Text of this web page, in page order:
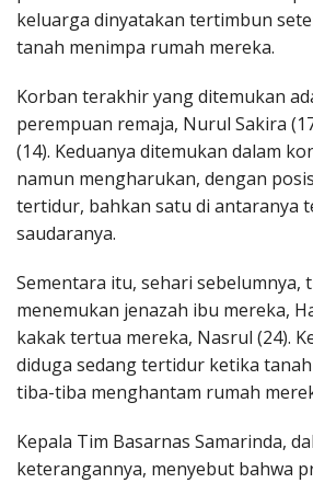
keluarga dinyatakan tertimbun
tanah menimpa rumah mereka.
Korban terakhir yang ditemukan
perempuan remaja, Nurul Sakira
(14). Keduanya ditemukan dalam
namun mengharukan, dengan
tertidur, bahkan satu di antaranya
saudaranya.
Sementara itu, sehari sebelumnya,
menemukan jenazah ibu mereka,
kakak tertua mereka, Nasrul (24).
diduga sedang tertidur ketika
tiba-tiba menghantam rumah
Kepala Tim Basarnas Samarinda,
keterangannya, menyebut bahwa